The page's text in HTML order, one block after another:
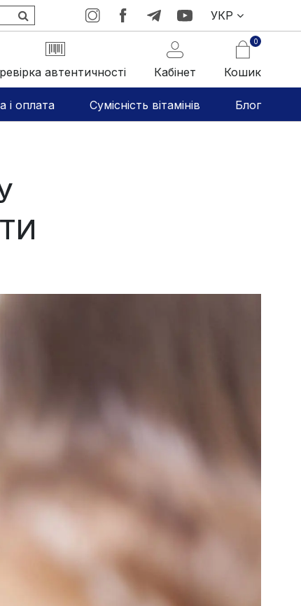
УКР
автентичності Кабінет
0
Кошик
і оплата Сумісність вітамінів Блог